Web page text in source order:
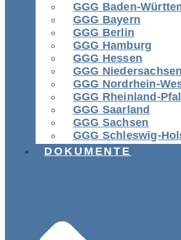
GGG Baden-
GGG Bayern
GGG Berlin
GGG Hamburg
GGG Hessen
GGG Niedersachsen
GGG Nordrhein-
GGG Rheinland-
GGG Saarland
GGG Sachsen
GGG Schleswig-
DOKUMENTE